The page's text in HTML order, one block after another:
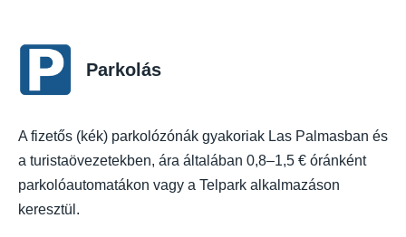
Parkolás
A fizetős (kék) parkolózónák gyakoriak Las Palmasban és
a turistaövezetekben, ára általában 0,8–1,5 € óránként
parkolóautomatákon vagy a Telpark alkalmazáson
keresztül.